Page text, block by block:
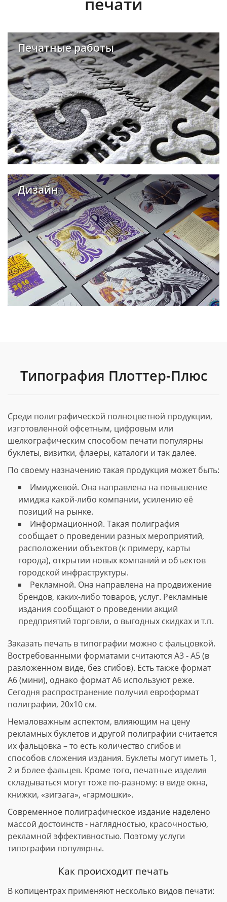
Печатные работы
Дизайн
Типография Плоттер-Плюс
Среди полиграфической полноцветной продукции,
изготовленной офсетным, цифровым или
шелкографическим способом печати популярны
буклеты, визитки, флаеры, каталоги и так далее.
По своему назначению такая продукция может быть:
Имиджевой. Она направлена на повышение
имиджа какой-либо компании, усилению её
позиций на рынке.
Информационной. Такая полиграфия
сообщает о проведении разных мероприятий,
расположении объектов (к примеру, карты
города), открытии новых компаний и объектов
городской инфраструктуры.
Рекламной. Она направлена на продвижение
брендов, каких-либо товаров, услуг. Рекламные
издания сообщают о проведении акций
предприятий торговли, о выгодных скидках и т.п.
Заказать печать в типографии можно с фальцовкой.
Востребованными форматами считаются А3 - А5 (в
разложенном виде, без сгибов). Есть также формат
А6 (мини), однако формат А6 используют реже.
Сегодня распространение получил евроформат
полиграфии, 20х10 см.
Немаловажным аспектом, влияющим на цену
рекламных буклетов и другой полиграфии считается
их фальцовка – то есть количество сгибов и
способов сложения издания. Буклеты могут иметь 1,
2 и более фальцев. Кроме того, печатные изделия
складываться могут тоже по-разному: в виде окна,
книжки, «зигзага», «гармошки».
Современное полиграфическое издание наделено
массой достоинств - наглядностью, красочностью,
рекламной эффективностью. Поэтому услуги
типографии популярны.
Как происходит печать
В копицентрах применяют несколько видов печати: